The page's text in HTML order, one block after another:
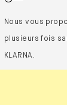
Nous vous
plusieurs fois
KLARNA.